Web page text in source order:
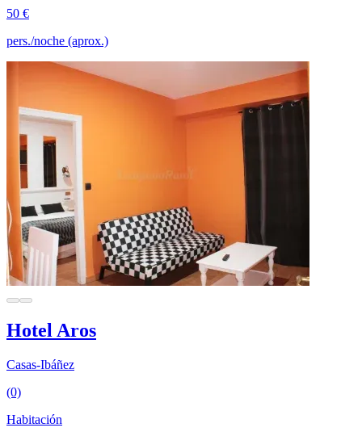
50 €
pers./noche (aprox.)
Hotel Aros
Casas-Ibáñez
(0)
Habitación